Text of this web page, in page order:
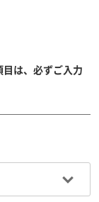
目は、必ずご入力